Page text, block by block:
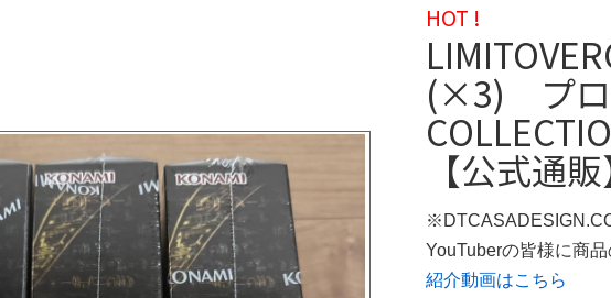
HOT !
(×3) プロ
【公式通販
YouTuberの皆様に商
紹介動画はこちら